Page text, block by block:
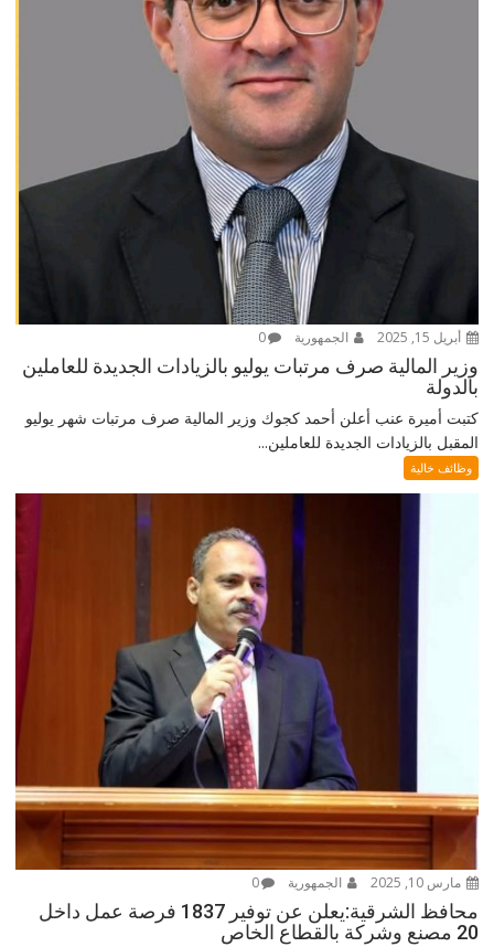
أبريل 15, 2025 الجمهورية 0
وزير المالية صرف مرتبات يوليو بالزيادات الجديدة للعاملين
بالدولة
كتبت أميرة عنب أعلن أحمد كجوك وزير المالية صرف مرتبات شهر يوليو
المقبل بالزيادات الجديدة للعاملين...
وظائف خالية
مارس 10, 2025 الجمهورية 0
محافظ الشرقية:يعلن عن توفير 1837 فرصة عمل داخل
20 مصنع وشركة بالقطاع الخاص